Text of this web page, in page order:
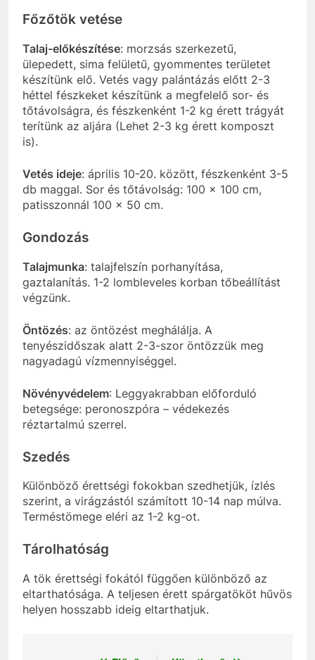
Főzőtök vetése
Talaj-előkészítése: morzsás szerkezetű,
ülepedett, sima felületű, gyommentes területet
készítünk elő. Vetés vagy palántázás előtt 2-3
héttel fészkeket készítünk a megfelelő sor- és
tőtávolságra, és fészkenként 1-2 kg érett trágyát
terítünk az aljára (Lehet 2-3 kg érett komposzt
is).
Vetés ideje: április 10-20. között, fészkenként 3-5
db maggal. Sor és tőtávolság: 100 x 100 cm,
patisszonnál 100 x 50 cm.
Gondozás
Talajmunka: talajfelszín porhanyítása,
gaztalanítás. 1-2 lombleveles korban tőbeállítást
végzünk.
Öntözés: az öntözést meghálálja. A
tenyészidőszak alatt 2-3-szor öntözzük meg
nagyadagú vízmennyiséggel.
Növényvédelem: Leggyakrabban előforduló
betegsége: peronoszpóra – védekezés
réztartalmú szerrel.
Szedés
Különböző érettségi fokokban szedhetjük, ízlés
szerint, a virágzástól számított 10-14 nap múlva.
Terméstömege eléri az 1-2 kg-ot.
Tárolhatóság
A tök érettségi fokától függően különböző az
eltarthatósága. A teljesen érett spárgatököt hűvös
helyen hosszabb ideig eltarthatjuk.